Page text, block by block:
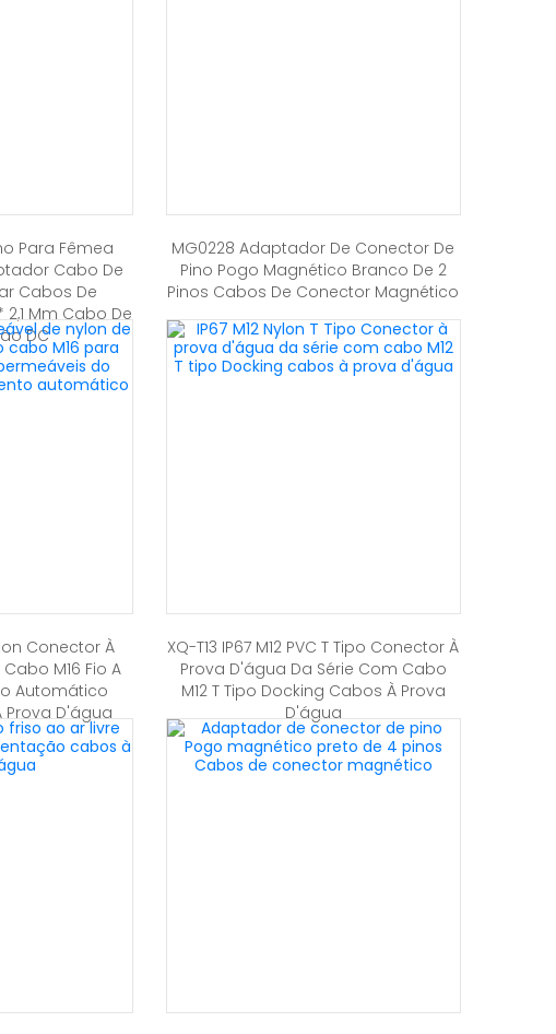
Para Fêmea
Cabo De
Cabos De
Mm Cabo De
DC
MG0228 Adaptador De Conector De
Pino Pogo Magnético Branco De 2
Pinos Cabos De Conector Magnético
Conector À
M16 Fio A
Automático
Prova D'água
XQ-T13 IP67 M12 PVC T Tipo Conector À
Prova D'água Da Série Com Cabo
M12 T Tipo Docking Cabos À Prova
D'água